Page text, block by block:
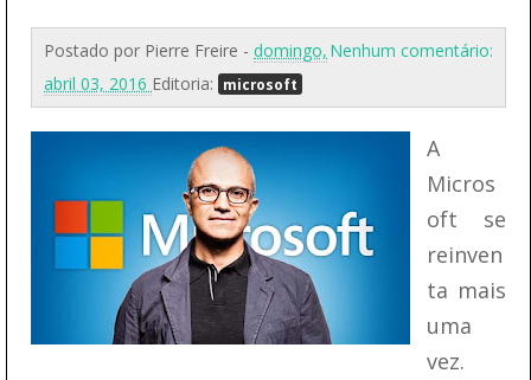
Nenhum comentário:
Postado por Pierre Freire - domingo,
abril 03, 2016 Editoria: microsoft
A
Micros
oft se
reinven
ta mais
uma
vez.